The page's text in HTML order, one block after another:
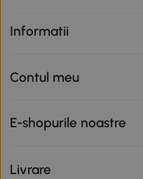
Informatii
Contul meu
E-shopurile noastre
Livrare